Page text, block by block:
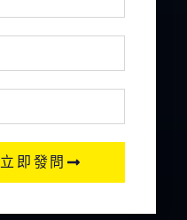
立即發問